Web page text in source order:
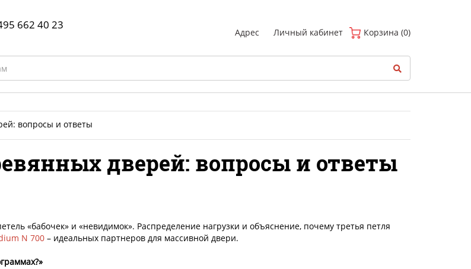
23-35
662 40 23
Адрес Личный кабинет Корзина (0)
вопросы и ответы
дверей: вопросы и ответы
«бабочек» и «невидимок». Распределение нагрузки и объяснение, почему третья петля
N 700 – идеальных партнеров для массивной двери.